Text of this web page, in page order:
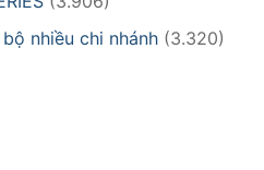
nhiều chi nhánh (3.320)